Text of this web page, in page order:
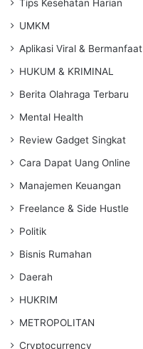
Tips Kesehatan Harian
UMKM
Aplikasi Viral & Bermanfaat
HUKUM & KRIMINAL
Berita Olahraga Terbaru
Mental Health
Review Gadget Singkat
Cara Dapat Uang Online
Manajemen Keuangan
Freelance & Side Hustle
Politik
Bisnis Rumahan
Daerah
HUKRIM
METROPOLITAN
Cryptocurrency